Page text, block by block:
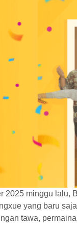
2025 minggu
yang baru
tawa,